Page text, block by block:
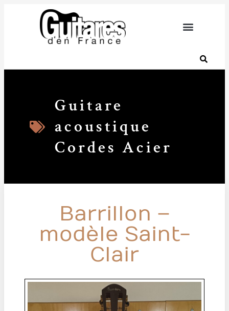
Guitare
acoustique
Cordes Acier
Barrillon –
modèle Saint-
Clair